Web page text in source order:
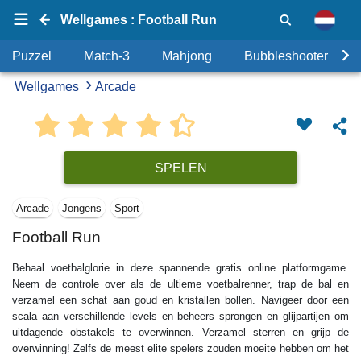
Wellgames : Football Run
Puzzel Match-3 Mahjong Bubbleshooter
Wellgames Arcade
SPELEN
Arcade Jongens Sport
Football Run
Behaal voetbalglorie in deze spannende gratis online platformgame.
Neem de controle over als de ultieme voetbalrenner, trap de bal en
verzamel een schat aan goud en kristallen bollen. Navigeer door een
scala aan verschillende levels en beheers sprongen en glijpartijen om
uitdagende obstakels te overwinnen. Verzamel sterren en grijp de
overwinning! Zelfs de meest elite spelers zouden moeite hebben om het